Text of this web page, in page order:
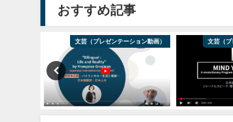
おすすめ記事
文芸（プレゼンテーション動画） 文芸（プ